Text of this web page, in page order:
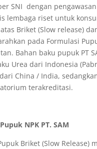
SNI dengan
lembaga riset untuk
Briket (Slow release)
pada Formulasi
Bahan baku pupuk PT
Urea dari Indonesia
China / India,
terakreditasi.
NPK PT. SAM
Briket (Slow